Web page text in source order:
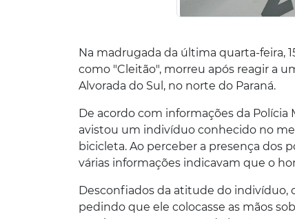
Na madrugada da última quarta-feira,
como "Cleitão", morreu após reagir a
Alvorada do Sul, no norte do Paraná.
De acordo com informações da
avistou um indivíduo conhecido no
bicicleta. Ao perceber a presença dos
várias informações indicavam que o
Desconfiados da atitude do indivíduo,
pedindo que ele colocasse as mãos